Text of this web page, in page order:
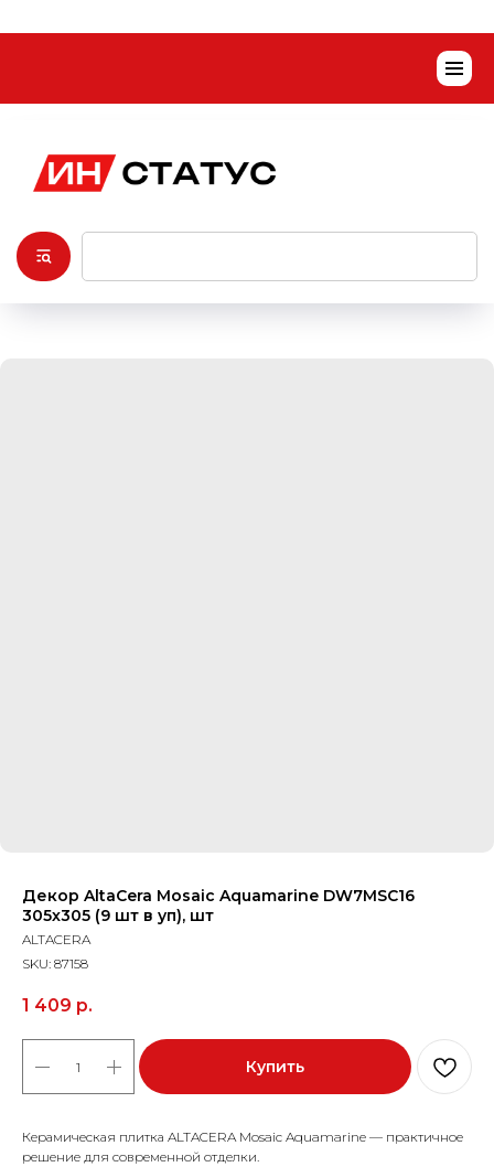
Декор AltaCera Mosaic Aquamarine DW7MSC16
305х305 (9 шт в уп), шт
ALTACERA
SKU: 87158
1 409 р.
Купить
Керамическая плитка ALTACERA Mosaic Aquamarine — практичное
решение для современной отделки.